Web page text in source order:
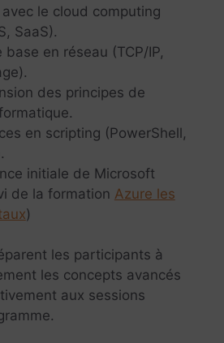
le cloud computing
SaaS).
base en réseau (TCP/IP,
des principes de
en scripting (PowerShell,
initiale de Microsoft
de la formation Azure les
)
les participants à
les concepts avancés
aux sessions